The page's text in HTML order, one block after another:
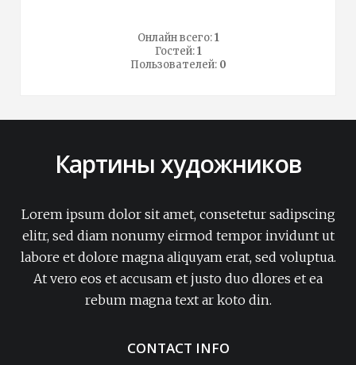
Онлайн всего:1
Гостей:1
Пользователей: 0
Картины художников
Lorem ipsum dolor sit amet, consetetur sadipscing
elitr, sed diam nonumy eirmod tempor invidunt ut
labore et dolore magna aliquyam erat, sed voluptua.
At vero eos et accusam et justo duo dlores et ea
rebum magna text ar koto din.
CONTACT INFO